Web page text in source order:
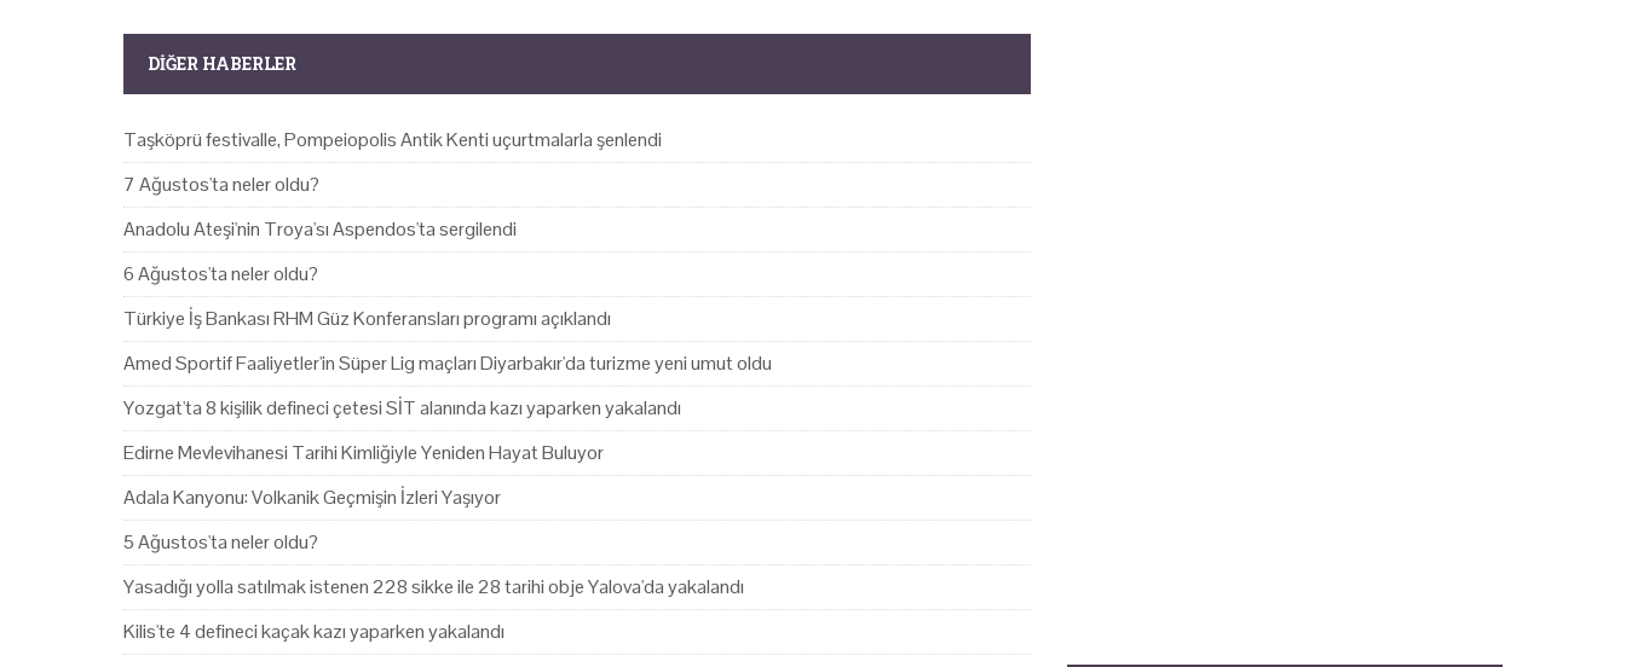
DIĞER HABERLER
Taşköprü festivalle, Pompeiopolis Antik Kenti uçurtmalarla şenlendi
7 Ağustos'ta neler oldu?
Anadolu Ateşi'nin Troya'sı Aspendos'ta sergilendi
6 Ağustos'ta neler oldu?
Türkiye İş Bankası RHM Güz Konferansları programı açıklandı
Amed Sportif Faaliyetler'in Süper Lig maçları Diyarbakır'da turizme yeni umut oldu
Yozgat'ta 8 kişilik defineci çetesi SİT alanında kazı yaparken yakalandı
Edirne Mevlevihanesi Tarihi Kimliğiyle Yeniden Hayat Buluyor
Adala Kanyonu: Volkanik Geçmişin İzleri Yaşıyor
5 Ağustos'ta neler oldu?
Yasadığı yolla satılmak istenen 228 sikke ile 28 tarihi obje Yalova'da yakalandı
Kilis'te 4 defineci kaçak kazı yaparken yakalandı